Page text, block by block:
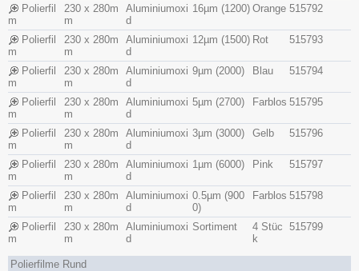
Polierfil
m
230 x 280m
m
Aluminiumoxi
d
16µm (1200) Orange 515792
Polierfil
m
230 x 280m
m
Aluminiumoxi
d
12µm (1500) Rot 515793
Polierfil
m
230 x 280m
m
Aluminiumoxi
d
9µm (2000) Blau 515794
Polierfil
m
230 x 280m
m
Aluminiumoxi
d
5µm (2700) Farblos 515795
Polierfil
m
230 x 280m
m
Aluminiumoxi
d
3µm (3000) Gelb 515796
Polierfil
m
230 x 280m
m
Aluminiumoxi
d
1µm (6000) Pink 515797
Polierfil
m
230 x 280m
m
Aluminiumoxi
d
0.5µm (900
0)
Farblos 515798
Polierfil
m
230 x 280m
m
Aluminiumoxi
d
Sortiment
4 Stüc
k
515799
Polierfilme Rund